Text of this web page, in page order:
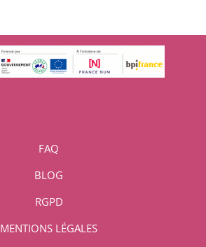
FAQ
BLOG
RGPD
MENTIONS LÉGALES